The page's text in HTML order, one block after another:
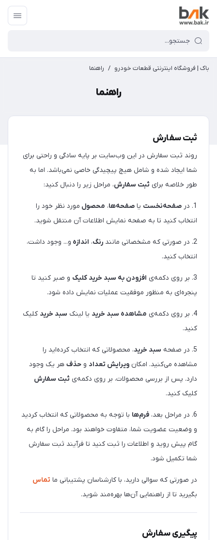
باک | فروشگاه اینترنتی قطعات خودرو / راهنما
راهنما
ثبت سفارش
روند ثبت سفارش در این وب‌سایت بر پایه سادگی و راحتی برای
شما ایجاد شده و شامل هیچ پیچیدگی خاصی نمی‌باشد. اما به
طور خلاصه برای ثبت سفارش، مراحل زیر را دنبال کنید:
1. در صفحه‌نخست یا صفحه‌ها، محصول مورد نظر خود را
انتخاب کنید تا به صفحه نمایش اطلاعات آن منتقل شوید.
2. در صورتی که مشخصاتی مانند رنگ، اندازه و... وجود داشت،
انتخاب کنید.
3. بر روی دکمه‌ی افزودن به سبد خرید کلیک و صبر کنید تا
پنجره‌ای به منظور موفقیت عملیات نمایش داده شود.
4. بر روی دکمه‌ی مشاهده سبد خرید یا لینک سبد خرید کلیک
کنید.
5. در صفحه سبد خرید، محصولاتی که انتخاب کرده‌اید را
مشاهده می‌کنید. امکان ویرایش تعداد و حذف هر یک وجود
دارد. پس از بررسی محصولات، بر روی دکمه‌ی ثبت سفارش
کلیک کنید.
6. در مراحل بعد، فرم‌ها با توجه به محصولاتی که انتخاب کردید
و وضعیت عضویت شما، متفاوت خواهند بود. مراحل را گام به
گام پیش روید و اطلاعات را ثبت کنید تا فرآیند ثبت سفارش
شما تکمیل شود.
در صورتی که سوالی دارید، با کارشناسان پشتیبانی ما تماس
بگیرید تا از راهنمایی آن‌ها بهره‌مند شوید.
پیگیری سفارش